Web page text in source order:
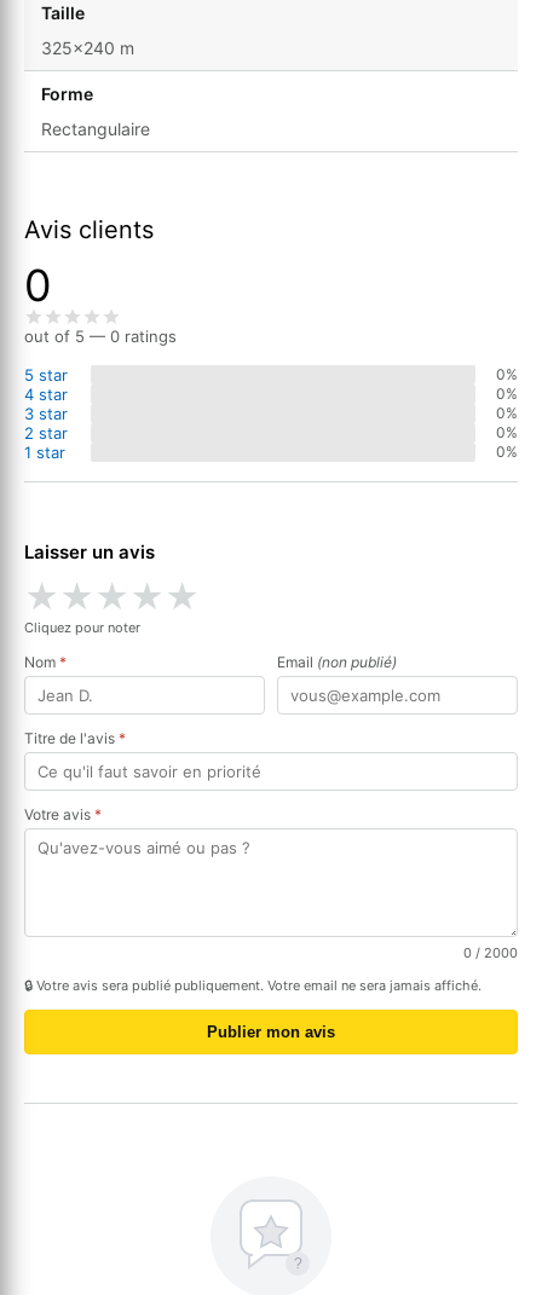
Taille
325x240 m
Forme
Rectangulaire
Avis clients
0
out of 5 — 0 ratings
5 star
0%
4 star 0%
3 star 0%
2 star 0%
1 star 0%
Laisser un avis
★★★★★
Cliquez pour noter
Nom * Email (non publié)
Titre de l'avis *
Votre avis *
0 / 2000
🔒 Votre avis sera publié publiquement. Votre email ne sera jamais affiché.
Publier mon avis
?